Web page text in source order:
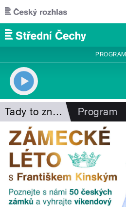
Přejít k hlavnímu obsahu
PROGRAM
Tady to znám Program